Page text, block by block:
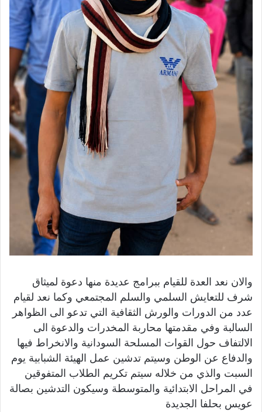
والان نعد العدة للقيام ببرامج عديدة منها دعوة لميثاق
شرف للتعايش السلمي والسلم المجتمعي وكما نعد لقيام
عدد من الدورات والورش الثقافية التي تدعو الى الظواهر
السالبة وفي مقدمتها محاربة المخدرات والدعوة الى
الالتفاف حول القوات المسلحة السودانية والانخراط فيها
والدفاع عن الوطن وسيتم تدشين عمل الهيئة الشبابية يوم
السبت والذي من خلاله سيتم تكريم الطلاب المتفوقين
في المراحل الابتدائية والمتوسطة وسيكون التدشين بصالة
عويس بحلفا الجديدة